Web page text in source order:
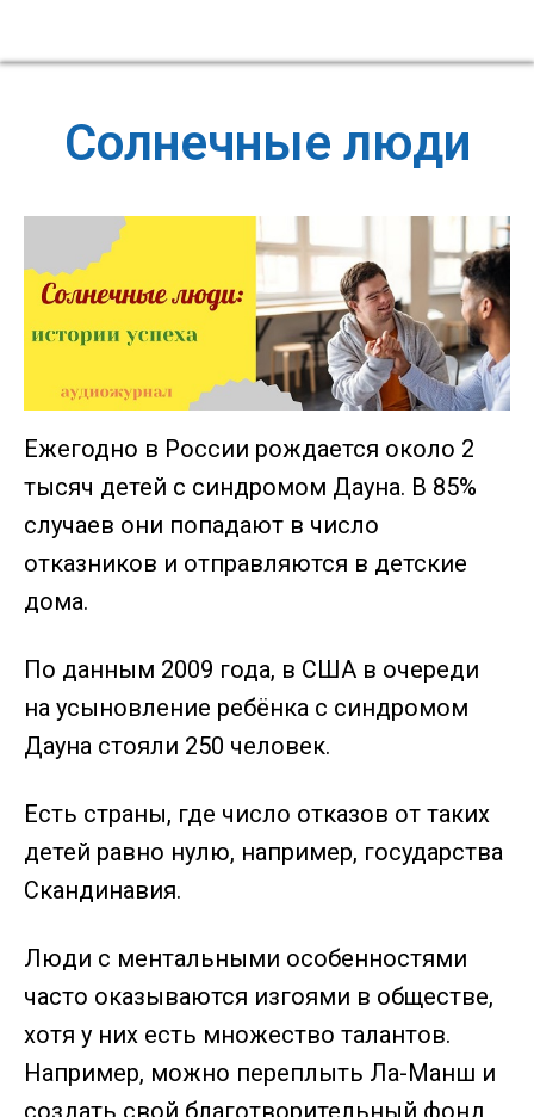
Солнечные люди
Ежегодно в России рождается около 2
тысяч детей с синдромом Дауна. В 85%
случаев они попадают в число
отказников и отправляются в детские
дома.
По данным 2009 года, в США в очереди
на усыновление ребёнка с синдромом
Дауна стояли 250 человек.
Есть страны, где число отказов от таких
детей равно нулю, например, государства
Скандинавия.
Люди с ментальными особенностями
часто оказываются изгоями в обществе,
хотя у них есть множество талантов.
Например, можно переплыть Ла-Манш и
создать свой благотворительный фонд,